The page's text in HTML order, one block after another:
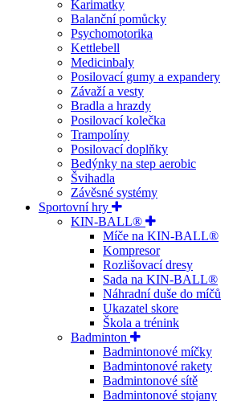
Karimatky
Balanční pomůcky
Psychomotorika
Kettlebell
Medicinbaly
Posilovací gumy a expandery
Závaží a vesty
Bradla a hrazdy
Posilovací kolečka
Trampolíny
Posilovací doplňky
Bedýnky na step aerobic
Švihadla
Závěsné systémy
Sportovní hry
KIN-BALL®
Míče na KIN-BALL®
Kompresor
Rozlišovací dresy
Sada na KIN-BALL®
Náhradní duše do míčů
Ukazatel skore
Škola a trénink
Badminton
Badmintonové míčky
Badmintonové rakety
Badmintonové sítě
Badmintonové stojany